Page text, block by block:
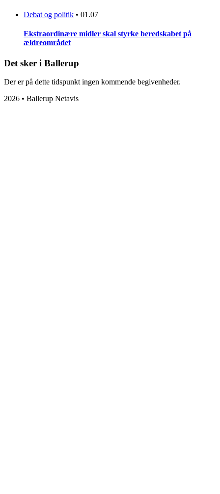
Debat og politik • 01.07
Ekstraordinære midler skal styrke beredskabet på
ældreområdet
Det sker i Ballerup
Der er på dette tidspunkt ingen kommende begivenheder.
2026 • Ballerup Netavis